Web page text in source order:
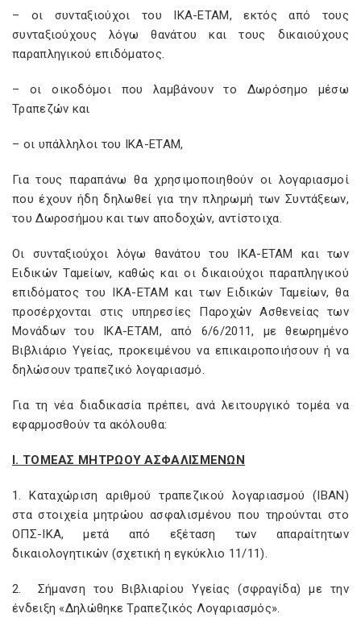
– οι συνταξιούχοι του ΙΚΑ-ΕΤΑΜ, εκτός από τους
συνταξιούχους λόγω θανάτου και τους δικαιούχους
παραπληγικού επιδόματος.
– οι οικοδόμοι που λαμβάνουν το Δωρόσημο μέσω
Τραπεζών και
– οι υπάλληλοι του ΙΚΑ-ΕΤΑΜ,
Για τους παραπάνω θα χρησιμοποιηθούν οι λογαριασμοί
που έχουν ήδη δηλωθεί για την πληρωμή των Συντάξεων,
του Δωροσήμου και των αποδοχών, αντίστοιχα.
Οι συνταξιούχοι λόγω θανάτου του ΙΚΑ-ΕΤΑΜ και των
Ειδικών Ταμείων, καθώς και οι δικαιούχοι παραπληγικού
επιδόματος του ΙΚΑ-ΕΤΑΜ και των Ειδικών Ταμείων, θα
προσέρχονται στις υπηρεσίες Παροχών Ασθενείας των
Μονάδων του ΙΚΑ-ΕΤΑΜ, από 6/6/2011, με θεωρημένο
Βιβλιάριο Υγείας, προκειμένου να επικαιροποιήσουν ή να
δηλώσουν τραπεζικό λογαριασμό.
Για τη νέα διαδικασία πρέπει, ανά λειτουργικό τομέα να
εφαρμοσθούν τα ακόλουθα:
I. ΤΟΜΕΑΣ ΜΗΤΡΩΟΥ ΑΣΦΑΛΙΣΜΕΝΩΝ
1. Καταχώριση αριθμού τραπεζικού λογαριασμού (ΙΒΑΝ)
στα στοιχεία μητρώου ασφαλισμένου που τηρούνται στο
ΟΠΣ-ΙΚΑ, μετά από εξέταση των απαραίτητων
δικαιολογητικών (σχετική η εγκύκλιο 11/11).
2. Σήμανση του Βιβλιαρίου Υγείας (σφραγίδα) με την
ένδειξη «Δηλώθηκε Τραπεζικός Λογαριασμός».